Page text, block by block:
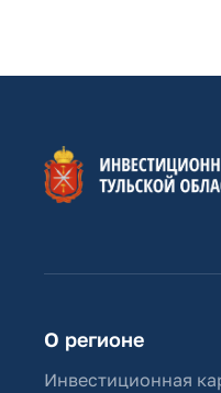
О регионе
Инвестиционная